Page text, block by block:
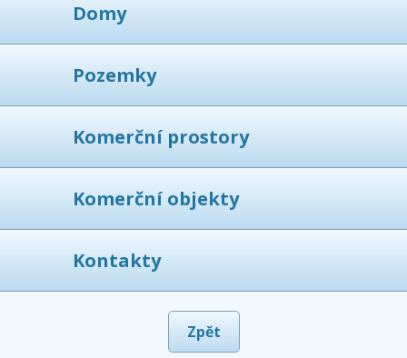
Domy
Pozemky
Komerční prostory
Komerční objekty
Kontakty
Zpět